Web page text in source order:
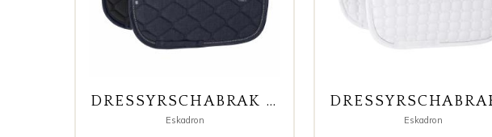
DRESSYRSCHABRAK BOUCLE´ CRYSTAL CLASSIC SPORTS OCEAN
Eskadron Eskadron